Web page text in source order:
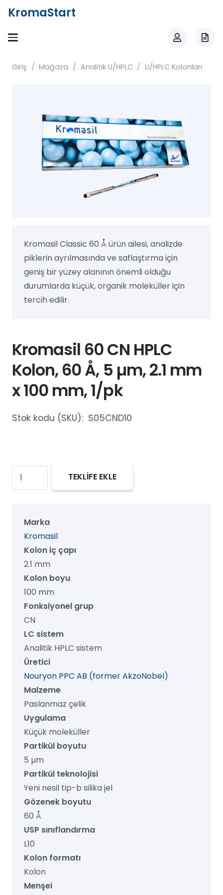
KromaStart
Giriş / Mağaza / Analitik U/HPLC / U/HPLC Kolonları
Kromasil Classic 60 Å ürün ailesi, analizde
piklerin ayrılmasında ve saflaştırma için
geniş bir yüzey alanının önemli olduğu
durumlarda küçük, organik moleküller için
tercih edilir.
Kromasil 60 CN HPLC
Kolon, 60 Å, 5 µm, 2.1 mm
x 100 mm, 1/pk
Stok kodu (SKU): S05CND10
Kromasil
60
Kolon,
µm,
mm
mm,
1/pk
adet
TEKLİFE EKLE
Marka
Kromasil
Kolon iç çapı
2.1 mm
Kolon boyu
100 mm
Fonksiyonel grup
CN
LC sistem
Analitik HPLC sistem
Üretici
Nouryon PPC AB (former AkzoNobel)
Malzeme
Paslanmaz çelik
Uygulama
Küçük moleküller
Partikül boyutu
5 µm
Partikül teknolojisi
Yeni nesil tip-b silika jel
Gözenek boyutu
60 Å
USP sınıflandırma
L10
Kolon formatı
Kolon
Menşei